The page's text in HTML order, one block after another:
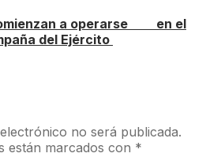
a operarse en el
del Ejército
no será publicada.
están marcados con *